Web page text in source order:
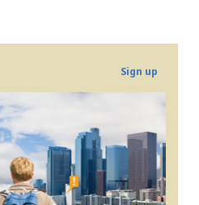
Sign up